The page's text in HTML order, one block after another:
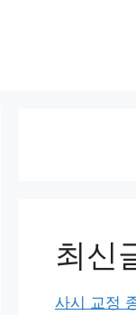
최신
사시 교정